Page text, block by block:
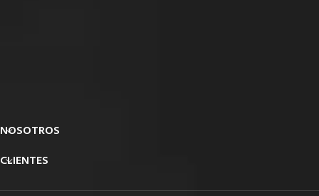
NOSOTROS
CLIENTES